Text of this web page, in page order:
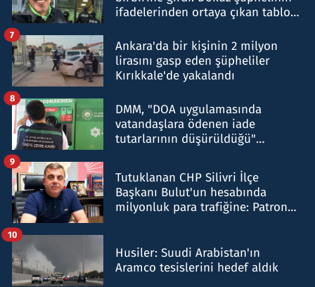
ifadelerinden ortaya çıkan tablo
Ankara'da bir kişinin 2 milyon
lirasını gasp eden şüpheliler
Kırıkkale'de yakalandı
7
DMM, "DOA uygulamasında
vatandaşlara ödenen iade
tutarlarının düşürüldüğü"
8
Tutuklanan CHP Silivri İlçe
Başkanı Bulut'un hesabında
milyonluk para trafiğine: Patron
9
Husiler: Suudi Arabistan'ın
Aramco tesislerini hedef aldık
10